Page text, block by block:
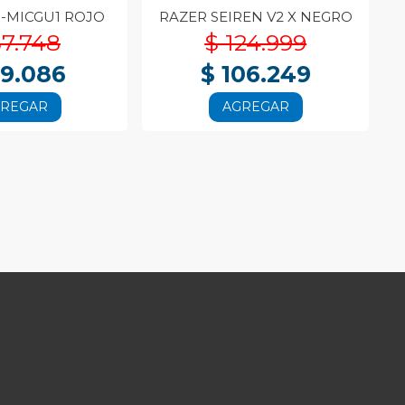
MICGU1 ROJO RAZER SEIREN V2 X NEGRO
$ 124.999
$ 106.249
AGREGAR